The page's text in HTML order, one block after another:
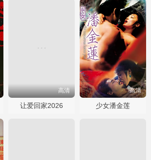
高清
让爱回家2026
高清
少女潘金莲